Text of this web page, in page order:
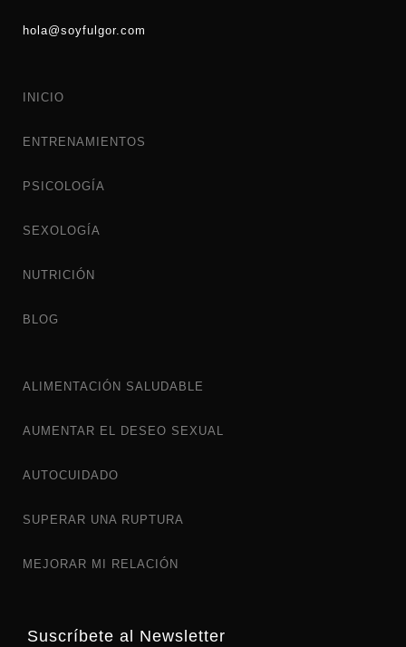
hola@soyfulgor.com
INICIO
ENTRENAMIENTOS
PSICOLOGÍA
SEXOLOGÍA
NUTRICIÓN
BLOG
ALIMENTACIÓN SALUDABLE
AUMENTAR EL DESEO SEXUAL
AUTOCUIDADO
SUPERAR UNA RUPTURA
MEJORAR MI RELACIÓN
Suscríbete al Newsletter